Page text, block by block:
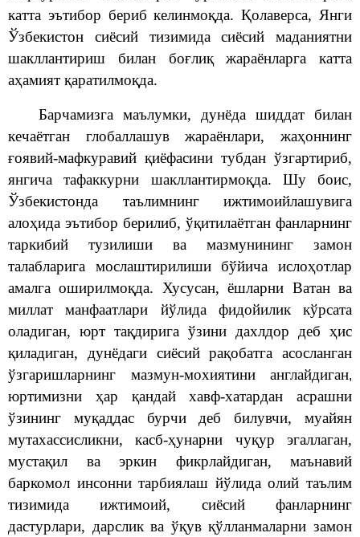
катта эътибор бериб келинмоқда. Қолаверса, Янги
Ўзбекистон сиёсий тизимида сиёсий маданиятни
шакллантириш билан боғлиқ жараёнларга катта
аҳамият қаратилмоқда.
Барчамизга маълумки, дунёда шиддат билан
кечаётган глобаллашув жараёнлари, жаҳоннинг
ғоявий-мафкуравий қиёфасини тубдан ўзгартириб,
янгича тафаккурни шакллантирмоқда. Шу боис,
Ўзбекистонда таълимнинг ижтимоийлашувига
алоҳида эътибор берилиб, ўқитилаётган фанларнинг
таркибий тузилиши ва мазмунининг замон
талабларига мослаштирилиши бўйича ислоҳотлар
амалга оширилмоқда. Хусусан, ёшларни Ватан ва
миллат манфаатлари йўлида фидойилик кўрсата
оладиган, юрт тақдирига ўзини дахлдор деб ҳис
қиладиган, дунёдаги сиёсий рақобатга асосланган
ўзгаришларнинг мазмун-мохиятини англайдиган,
юртимизни ҳар қандай хавф-хатардан асрашни
ўзининг муқаддас бурчи деб билувчи, муайян
мутахассисликни, касб-ҳунарни чуқур эгаллаган,
мустақил ва эркин фикрлайдиган, маънавий
баркомол инсонни тарбиялаш йўлида олий таълим
тизимида ижтимоий, сиёсий фанларнинг
дастурлари, дарслик ва ўқув қўлланмаларни замон